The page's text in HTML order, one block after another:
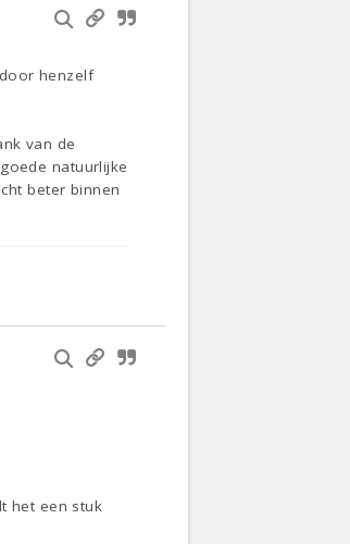
henzelf
van de
natuurlijke
beter binnen
het een stuk